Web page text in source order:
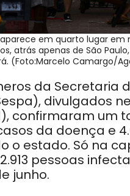
em quarto lugar em
atrás apenas de São
(Foto:Marcelo Camargo/
da Secretaria
divulgados
confirmaram um
da doença e
o estado. Só na
pessoas
junho.